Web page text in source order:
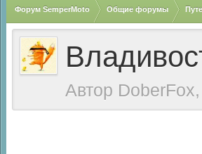
Форум SemperMoto Общие форумы
Автор DoberFox